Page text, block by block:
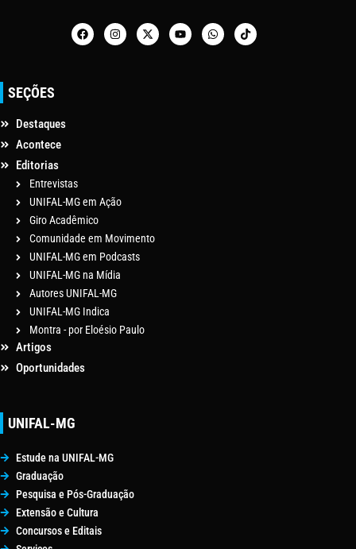
SEÇÕES
Destaques
Acontece
Editorias
Entrevistas
UNIFAL-MG em Ação
Giro Acadêmico
Comunidade em Movimento
UNIFAL-MG em Podcasts
UNIFAL-MG na Mídia
Autores UNIFAL-MG
UNIFAL-MG Indica
Montra - por Eloésio Paulo
Artigos
Oportunidades
UNIFAL-MG
Estude na UNIFAL-MG
Graduação
Pesquisa e Pós-Graduação
Extensão e Cultura
Concursos e Editais